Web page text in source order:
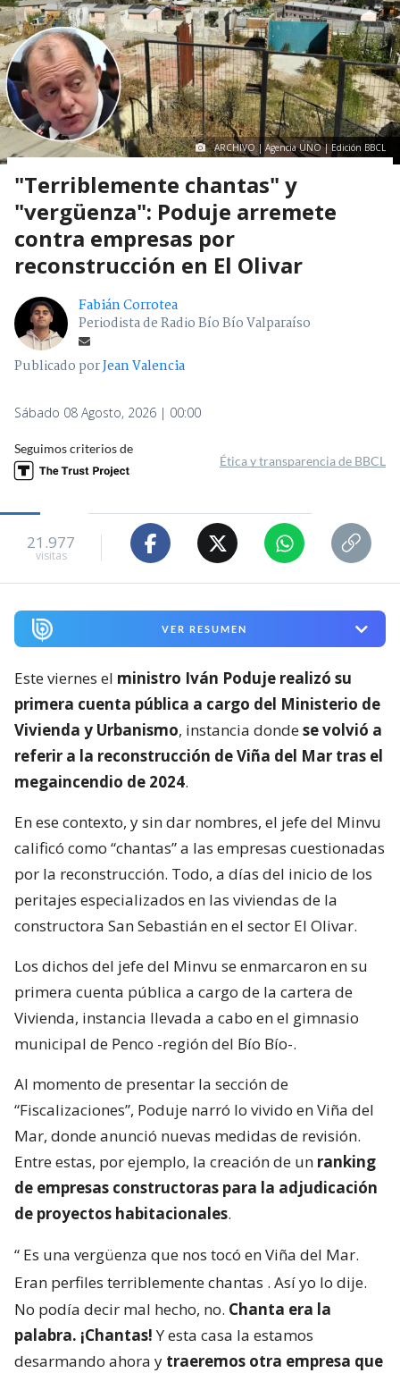
ARCHIVO | Agencia UNO | Edición BBCL
"Terriblemente chantas" y
"vergüenza": Poduje arremete
contra empresas por
reconstrucción en El Olivar
Fabián Corrotea
Periodista de Radio Bío Bío Valparaíso
Publicado porJean Valencia
Sábado 08 Agosto, 2026 | 00:00
Seguimos criterios de
Ética y transparencia de BBCL
21.977
visitas
VER RESUMEN
Este viernes el ministro Iván Poduje realizó su
primera cuenta pública a cargo del Ministerio de
Vivienda y Urbanismo, instancia dondese volvió a
referir a la reconstrucción de Viña del Mar tras el
megaincendio de 2024.
En ese contexto, y sin dar nombres, el jefe del Minvu
calificó como “chantas” a las empresas cuestionadas
por la reconstrucción. Todo, a días del inicio de los
peritajes especializados en las viviendas de la
constructora San Sebastián en el sector El Olivar.
Los dichos del jefe del Minvu se enmarcaron en su
primera cuenta pública a cargo de la cartera de
Vivienda, instancia llevada a cabo en el gimnasio
municipal de Penco -región del Bío Bío-.
Al momento de presentar la sección de
“Fiscalizaciones”, Poduje narró lo vivido en Viña del
Mar, donde anunció nuevas medidas de revisión.
Entre estas, por ejemplo, la creación de un ranking
de empresas constructoras para la adjudicación
de proyectos habitacionales.
“ Es una vergüenza que nos tocó en Viña del Mar.
Eran perfiles terriblemente chantas . Así yo lo dije.
No podía decir mal hecho, no. Chanta era la
palabra. ¡Chantas!Y esta casa la estamos
desarmando ahora y traeremos otra empresa que